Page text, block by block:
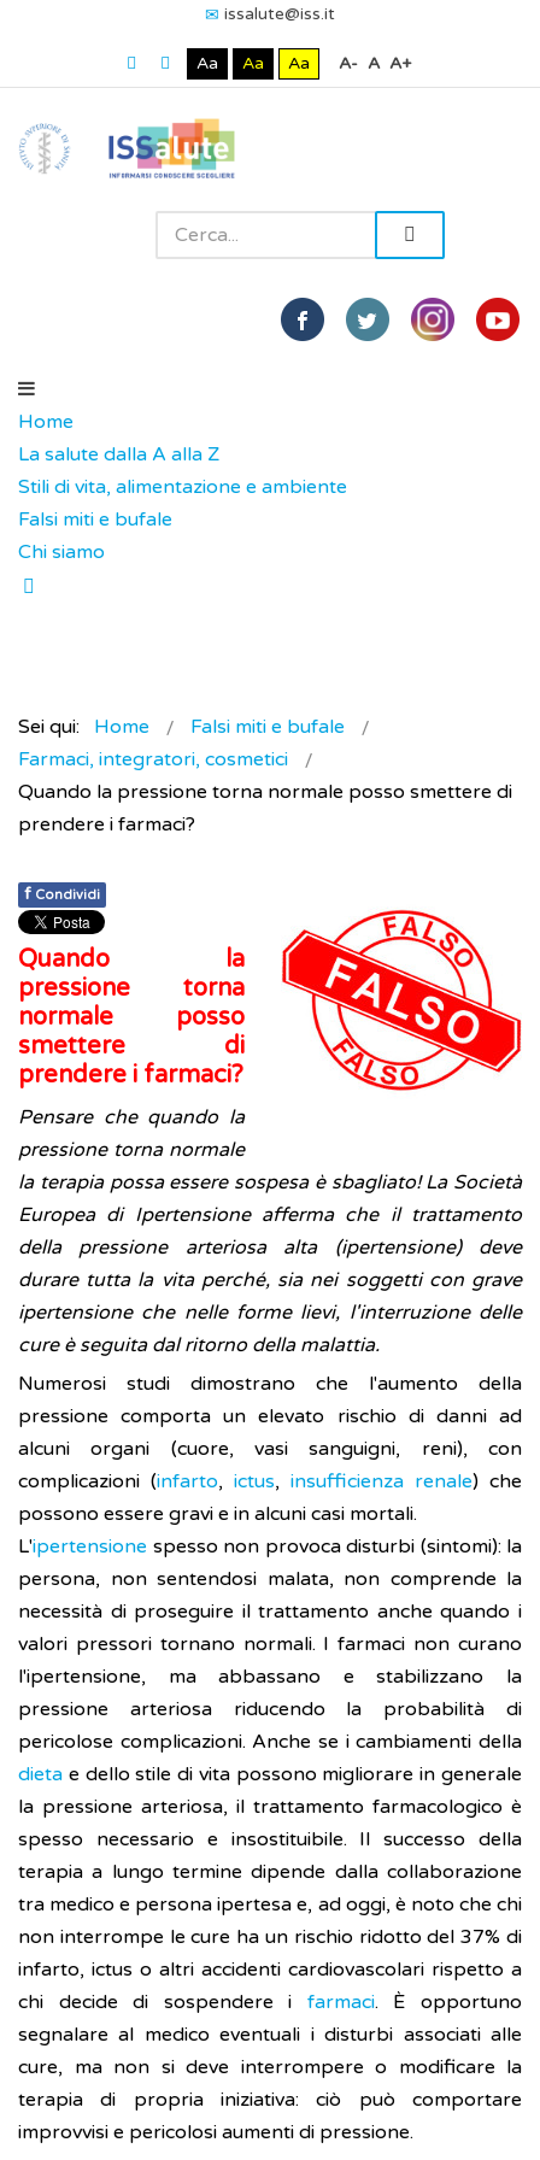
issalute@iss.it
Aa Aa Aa A- A A+
Home
La salute dalla A alla Z
Stili di vita, alimentazione e ambiente
Falsi miti e bufale
Chi siamo
Sei qui: Home
Falsi miti e bufale
Farmaci, integratori, cosmetici
Quando la pressione torna normale posso smettere di
prendere i farmaci?
f Condividi
Quando la
pressione torna
normale posso
smettere di
prendere i farmaci?
Pensare che quando la
pressione torna normale
la terapia possa essere sospesa è sbagliato! La Società
Europea di Ipertensione afferma che il trattamento
della pressione arteriosa alta (ipertensione) deve
durare tutta la vita perché, sia nei soggetti con grave
ipertensione che nelle forme lievi, l'interruzione delle
cure è seguita dal ritorno della malattia.
Numerosi studi dimostrano che l'aumento della
pressione comporta un elevato rischio di danni ad
alcuni organi (cuore, vasi sanguigni, reni), con
complicazioni (infarto, ictus, insufficienza renale) che
possono essere gravi e in alcuni casi mortali.
L'ipertensione spesso non provoca disturbi (sintomi): la
persona, non sentendosi malata, non comprende la
necessità di proseguire il trattamento anche quando i
valori pressori tornano normali. I farmaci non curano
l'ipertensione, ma abbassano e stabilizzano la
pressione arteriosa riducendo la probabilità di
pericolose complicazioni. Anche se i cambiamenti della
dieta e dello stile di vita possono migliorare in generale
la pressione arteriosa, il trattamento farmacologico è
spesso necessario e insostituibile. Il successo della
terapia a lungo termine dipende dalla collaborazione
tra medico e persona ipertesa e, ad oggi, è noto che chi
non interrompe le cure ha un rischio ridotto del 37% di
infarto, ictus o altri accidenti cardiovascolari rispetto a
chi decide di sospendere i farmaci. È opportuno
segnalare al medico eventuali i disturbi associati alle
cure, ma non si deve interrompere o modificare la
terapia di propria iniziativa: ciò può comportare
improvvisi e pericolosi aumenti di pressione.